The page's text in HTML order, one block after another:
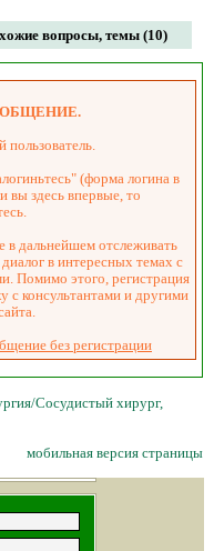
вопросы, темы (10)
(форма логина в
вы здесь впервые, то
в дальнейшем отслеживать
в интересных темах с
Помимо этого, регистрация
с консультантами и другими
без регистрации
Сосудистый хирург,
мобильная версия страницы